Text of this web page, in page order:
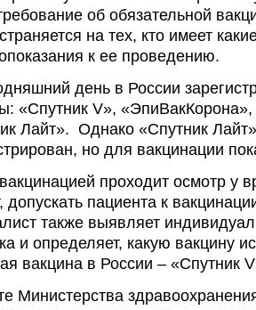
об обязательной
на тех, кто имеет
к ее проведению.
день в России
«Спутник V»,
Лайт». Однако «Спутник
но для вакцинации
проходит осмотр у
допускать пациента к
также выявляет
и определяет, какую вакцину
вакцина в России – «Спутник
Министерства